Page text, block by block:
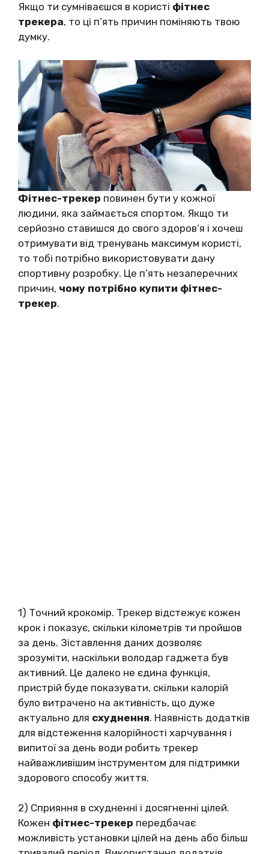
Якщо ти сумніваєшся в користі фітнес
трекера, то ці п’ять причин поміняють твою
думку.
Фітнес-трекер повинен бути у кожної
людини, яка займається спортом. Якщо ти
серйозно ставишся до свого здоров’я і хочеш
отримувати від тренувань максимум користі,
то тобі потрібно використовувати дану
спортивну розробку. Це п’ять незаперечних
причин, чому потрібно купити фітнес-
трекер.
1) Точний крокомір. Трекер відстежує кожен
крок і показує, скільки кілометрів ти пройшов
за день. Зіставлення даних дозволяє
зрозуміти, наскільки володар гаджета був
активний. Це далеко не єдина функція,
пристрій буде показувати, скільки калорій
було витрачено на активність, що дуже
актуально для схуднення. Наявність додатків
для відстеження калорійності харчування і
випитої за день води робить трекер
найважливішим інструментом для підтримки
здорового способу життя.
2) Сприяння в схудненні і досягненні цілей.
Кожен фітнес-трекер передбачає
можливість установки цілей на день або більш